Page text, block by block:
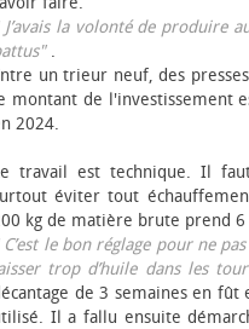
J’avais la volonté de produire
.
un trieur neuf, des
montant de l'investissement
2024.
travail est technique. Il
éviter tout
kg de matière brute prend
C’est le bon réglage pour ne
trop d’huile dans les
de 3 semaines en
Il a fallu ensuite